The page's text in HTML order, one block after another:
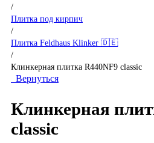
/
Плитка под кирпич
/
Плитка Feldhaus Klinker 🇩🇪
/
Клинкерная плитка R440NF9 classic
Вернуться
Клинкерная
classic